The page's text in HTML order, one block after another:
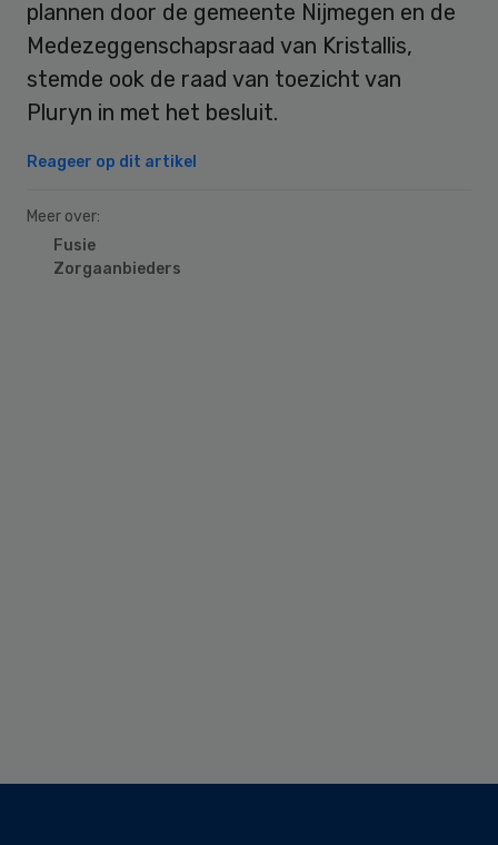
plannen door de gemeente Nijmegen en de
Medezeggenschapsraad van Kristallis,
stemde ook de raad van toezicht van
Pluryn in met het besluit.
Reageer op dit artikel
Meer over:
Fusie
Zorgaanbieders